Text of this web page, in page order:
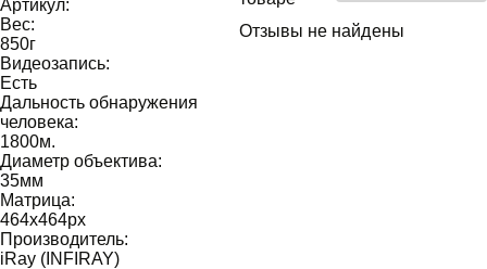
Артикул:
Вес:
850г
Видеозапись:
Есть
Дальность обнаружения
человека:
1800м.
Диаметр объектива:
35мм
Матрица:
464x464px
Производитель:
iRay (INFIRAY)
Отзывы не найдены